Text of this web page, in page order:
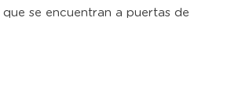
que se encuentran a puertas de